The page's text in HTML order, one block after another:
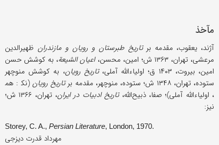
مآخذ
آژند، یعقوب، مقدمه برتاریخ طبرستان و رویان و مازندران ظهیرالدین
مرعشی، تهران، ۱۳۶۳ ش؛ امین، محسن،
اعیان الشیعة، به كوشش حسن
امین، بیروت، ۱۴۰۳ ق؛ اولیاءالله آملی،
تاریخ رویان، به كوشش منوچهر
ستوده، تهران، ۱۳۴۸ ش؛ ستوده، منوچهر، مقدمه بر
تاریخ رویان(نک‍ : هم‍
، اولیاءالله آملی)؛ صفا، ذبیح‌الله،تاریخ ادبیات در ایران
، تهران، ۱۳۶۶ ش؛
نیز:
Storey, C. A., Persian Literature, London, 1970.
مهرداد قدرت دیزجی